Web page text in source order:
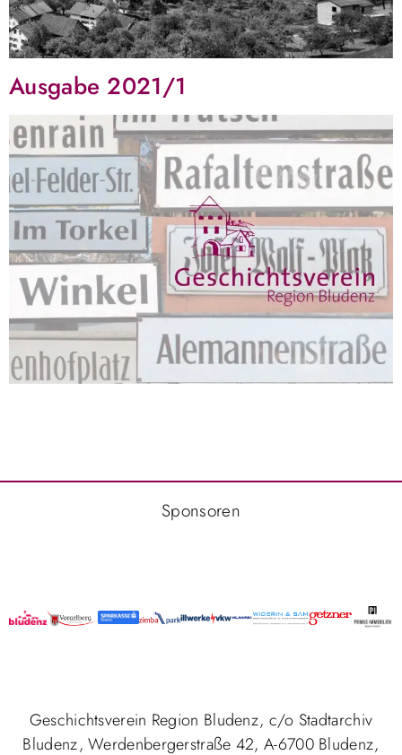
Ausgabe 2021/1
Sponsoren
Geschichtsverein Region Bludenz, c/o Stadtarchiv
Bludenz, Werdenbergerstraße 42, A-6700 Bludenz,